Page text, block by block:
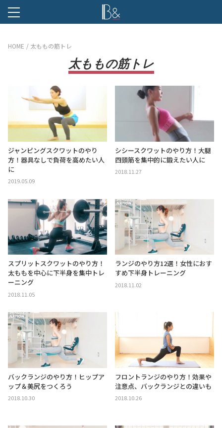
HOME 太ももの筋トレ
太ももの筋トレ
ジャンピングスクワットのやり
方！器具なしで負荷を高めたい人
に
2019.05.09
シシースクワットのやり方！大腿
四頭筋を集中的に鍛えたい人に
2018.11.27
スプリットスクワットのやり方！
太ももを中心に下半身を集中トレ
ーニング
2018.11.05
ランジのやり方12選！女性におす
すめ下半身トレーニング
2018.11.02
バックランジのやり方！ヒップア
ップ＆美尻をつくろう
2018.10.30
フロントランジのやり方！効果や
注意点、バックランジとの違いも
2018.10.26